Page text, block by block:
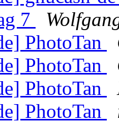
7
PhotoTan
PhotoTan
PhotoTan
PhotoTan